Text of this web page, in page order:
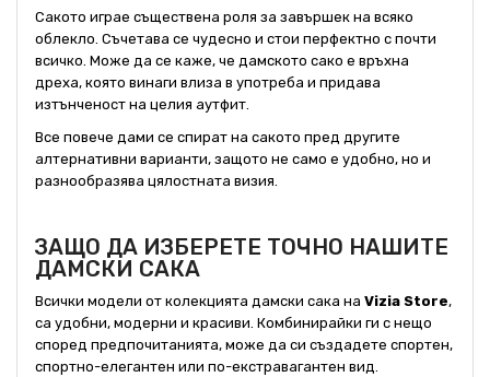
Сакото играе съществена роля за завършек на всяко
облекло. Съчетава се чудесно и стои перфектно с почти
всичко. Може да се каже, че дамското сако е връхна
дреха, която винаги влиза в употреба и придава
изтънченост на целия аутфит.
Все повече дами се спират на сакото пред другите
алтернативни варианти, защото не само е удобно, но и
разнообразява цялостната визия.
ЗАЩО ДА ИЗБЕРЕТЕ ТОЧНО НАШИТЕ
ДАМСКИ САКА
Всички модели от колекцията дамски сака наVizia Store,
са удобни, модерни и красиви. Комбинирайки ги с нещо
според предпочитанията, може да си създадете спортен,
спортно-елегантен или по-екстравагантен вид.